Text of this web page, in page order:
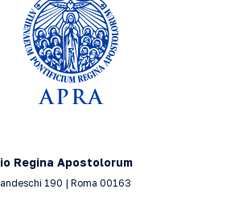
Regina Apostolorum
190 | Roma 00163